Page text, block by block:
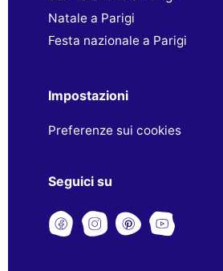
Natale a Parigi
Festa nazionale a Parigi
Impostazioni
Preferenze sui cookies
Seguici su